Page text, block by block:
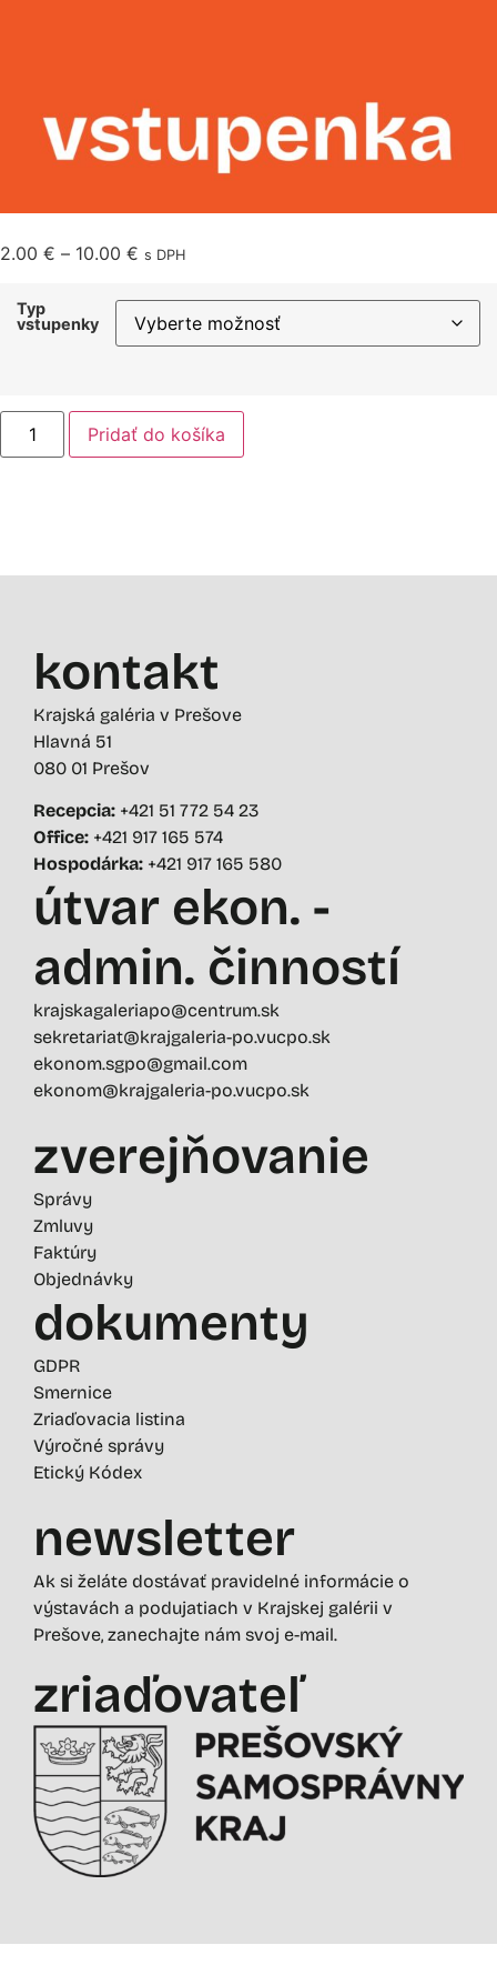
2.00 € – 10.00 € s DPH
Typ
vstupenky
Pridať do košíka
kontakt
Krajská galéria v Prešove
Hlavná 51
080 01 Prešov
Recepcia: +421 51 772 54 23
Office: +421 917 165 574
Hospodárka: +421 917 165 580
útvar ekon. -
admin. činností
krajskagaleriapo@centrum.sk
sekretariat@krajgaleria-po.vucpo.sk
ekonom.sgpo@gmail.com
ekonom@krajgaleria-po.vucpo.sk
zverejňovanie
Správy
Zmluvy
Faktúry
Objednávky
dokumenty
GDPR
Smernice
Zriaďovacia listina
Výročné správy
Etický Kódex
newsletter
Ak si želáte dostávať pravidelné informácie o
výstavách a podujatiach v Krajskej galérii v
Prešove, zanechajte nám svoj e-mail.
zriaďovateľ